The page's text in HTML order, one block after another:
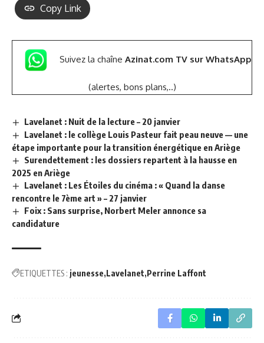
Copy Link
Suivez la chaîne Azinat.com TV sur WhatsApp
(alertes, bons plans,..)
Lavelanet : Nuit de la lecture – 20 janvier
Lavelanet : le collège Louis Pasteur fait peau neuve — une
étape importante pour la transition énergétique en Ariège
Surendettement : les dossiers repartent à la hausse en
2025 en Ariège
Lavelanet : Les Étoiles du cinéma : « Quand la danse
rencontre le 7ème art » – 27 janvier
Foix : Sans surprise, Norbert Meler annonce sa
candidature
ETIQUETTES : jeunesse Lavelanet Perrine Laffont